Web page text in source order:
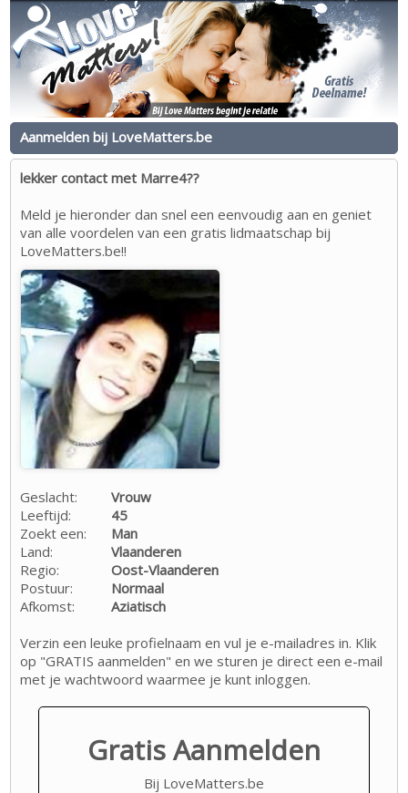
Aanmelden bij LoveMatters.be
lekker contact met Marre4??
Meld je hieronder dan snel een eenvoudig aan en geniet
van alle voordelen van een gratis lidmaatschap bij
LoveMatters.be!!
Geslacht:
Vrouw
Leeftijd:
45
Zoekt een:
Man
Land:
Vlaanderen
Regio:
Oost-Vlaanderen
Postuur:
Normaal
Afkomst:
Aziatisch
Verzin een leuke profielnaam en vul je e-mailadres in. Klik
op "GRATIS aanmelden" en we sturen je direct een e-mail
met je wachtwoord waarmee je kunt inloggen.
Gratis Aanmelden
Bij LoveMatters.be